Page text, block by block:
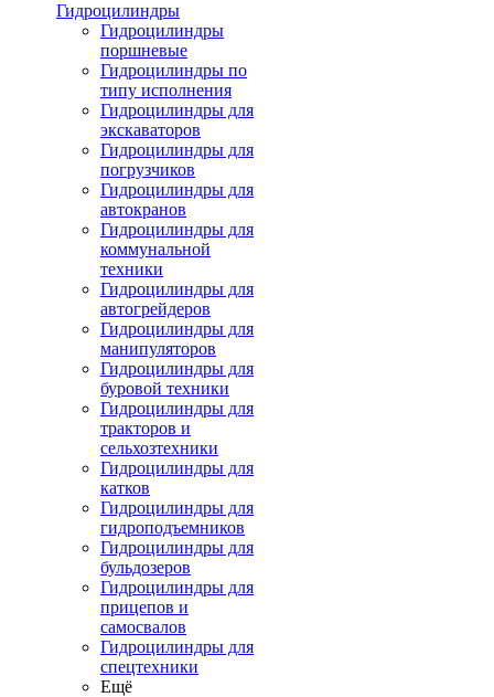
Гидроцилиндры
Гидроцилиндры
поршневые
Гидроцилиндры по
типу исполнения
Гидроцилиндры для
экскаваторов
Гидроцилиндры для
погрузчиков
Гидроцилиндры для
автокранов
Гидроцилиндры для
коммунальной
техники
Гидроцилиндры для
автогрейдеров
Гидроцилиндры для
манипуляторов
Гидроцилиндры для
буровой техники
Гидроцилиндры для
тракторов и
сельхозтехники
Гидроцилиндры для
катков
Гидроцилиндры для
гидроподъемников
Гидроцилиндры для
бульдозеров
Гидроцилиндры для
прицепов и
самосвалов
Гидроцилиндры для
спецтехники
Ещё